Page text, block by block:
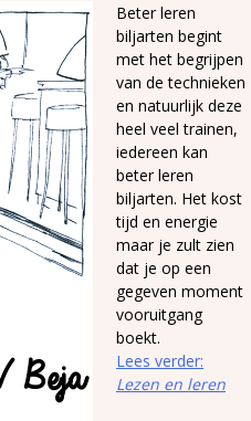
Beter leren
biljarten begint
met het begrijpen
van de technieken
en natuurlijk deze
heel veel trainen,
iedereen kan
beter leren
biljarten. Het kost
tijd en energie
maar je zult zien
dat je op een
gegeven moment
vooruitgang
boekt.
Lees verder:
Lezen en leren